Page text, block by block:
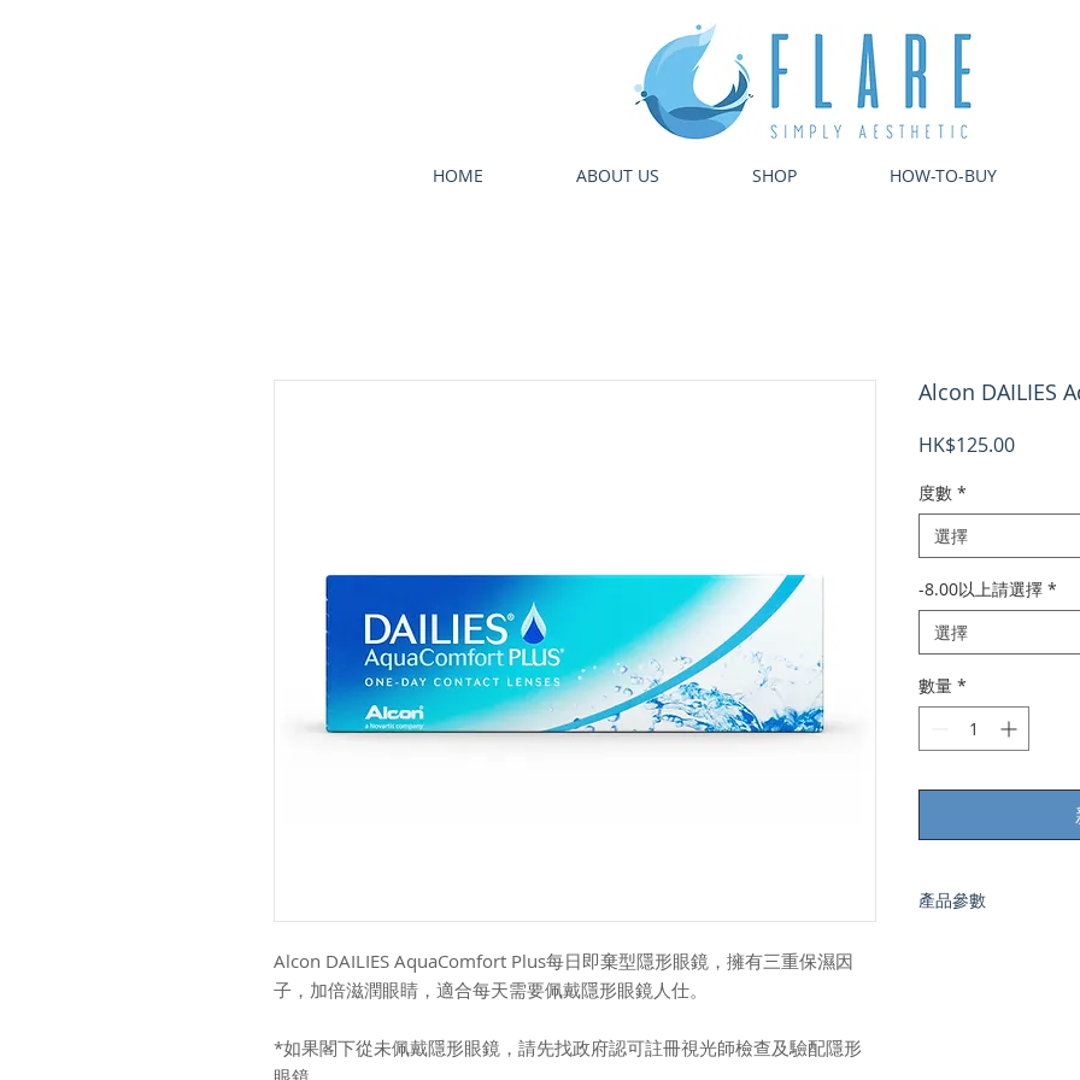
HOME ABOUT US SHOP HOW-TO-BUY
Alcon DAILIES AquaComfort Plus每日即棄型隱形眼鏡，擁有三重保濕因
子，加倍滋潤眼睛，適合每天需要佩戴隱形眼鏡人仕。
*如果閣下從未佩戴隱形眼鏡，請先找政府認可註冊視光師檢查及驗配隱形
Alcon DAILIES
HK$125.00價
度數 *
選擇
-8.00以上請選擇 *
選擇
數量 *
產品參數